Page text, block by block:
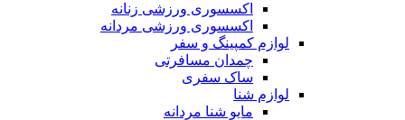
اکسسوری ورزشی زنانه
اکسسوری ورزشی مردانه
لوازم کمپینگ و سفر
چمدان مسافرتی
ساک سفری
لوازم شنا
مایو شنا مردانه